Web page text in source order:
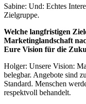
Sabine: Und: Echtes
Zielgruppe.
Welche langfristigen
Marketinglandschaft
Eure Vision für die
Holger: Unsere Vision:
belegbar. Angebote sind
Standard. Menschen
respektvoll behandelt.